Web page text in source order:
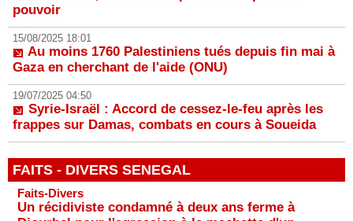
pouvoir
15/08/2025 18:01
Au moins 1760 Palestiniens tués depuis fin mai à
Gaza en cherchant de l'aide (ONU)
19/07/2025 04:50
Syrie-Israël : Accord de cessez-le-feu après les
frappes sur Damas, combats en cours à Soueida
FAITS - DIVERS SENEGAL
Faits-Divers
Un récidiviste condamné à deux ans ferme à